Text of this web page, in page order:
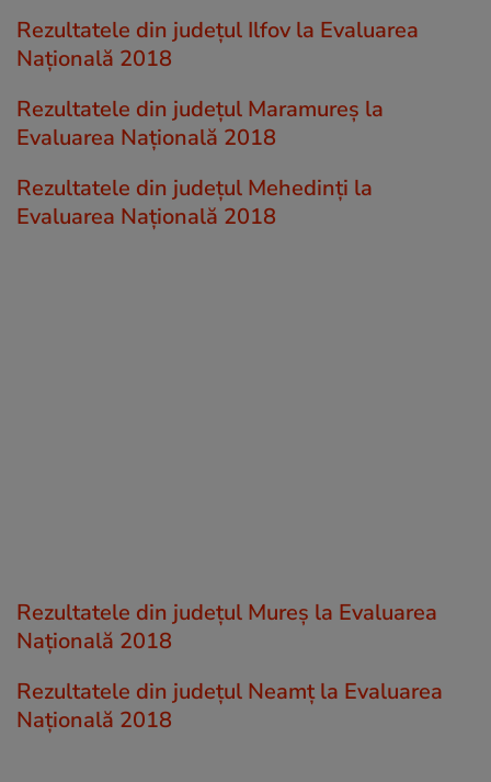
Rezultatele din județul Ilfov la Evaluarea
Națională 2018
Rezultatele din județul Maramureş la
Evaluarea Națională 2018
Rezultatele din județul Mehedinţi la
Evaluarea Națională 2018
Rezultatele din județul Mureş la Evaluarea
Națională 2018
Rezultatele din județul Neamţ la Evaluarea
Națională 2018